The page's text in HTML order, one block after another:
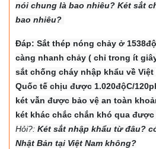
nói chung là bao nhiêu? Két sắt
bao nhiêu?
Đáp: Sắt thép nóng chảy ở
càng nhanh chảy ( chỉ trong ít
sắt chống cháy nhập khẩu về
Quốc tế chịu được 1.020độC/
két vẫn được bảo vệ an toàn
két khác chắc chắn khó qua
Hỏi?: Két sắt nhập khẩu từ đâu?
Nhật Bản tại Việt Nam không?